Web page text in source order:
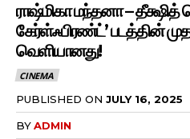
ராஷ்மிகா மந்தனா – தீக்ஷித்
கேர்ள்ஃபிரண்ட்’ படத்தின்
வெளியானது!
CINEMA
PUBLISHED ON JULY 16, 2025
BYADMIN